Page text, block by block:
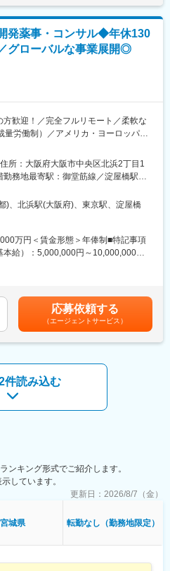
導入支援
く導入提案（問い合わせ対応中心）
証・チューニング、顧客QA
結、請求管理
、プロセスの標準化
の進捗・優先順位設計
社または外資系製薬会社がほとんどで
会員である関西医薬協会に、当社は会
界関連のセミナーにも参加すること
（東京・大阪）の近くにお住まいで
。
合に合わせて業務時間を調整できま
な時は大阪・東京等へ出張（宿泊も伴
です。（海外出張はほとんどありませ
名女性）
ます。
の経験者が多いです。
業務
発薬事・コンサル◆年休130
グローバルな事業展開◎
歓迎！／完全フルリモート／柔軟な
労働制）／アメリカ・ヨーロッパ企
略の立案・評価・助言を中心としたコ
します。承認取得に向けた最適な戦
です。
踏まえた薬事戦略の立案
FDA・EMA）を横断したグローバル
を含むリエゾン業務および規制動向
デューデリジェンス対応
結させるのではなく、社内メンバーと
ています。
りながら、国際基準での薬事戦略に携
員である関西医薬協会に、当社は会
界関連のセミナーにも参加すること
ベルの業界知識とマーケット感をアッ
ので、例えばお子様がおられる方の
所：大阪府大阪市中央区北浜2丁目1
務地最寄駅：御堂筋線／淀屋橋駅受
＜勤務地詳細2＞東京支社住所：東京都
ィックセンチュリープレイス丸の内
面禁煙変更の範囲：無
)、北浜駅(大阪府)、東京駅、淀屋橋
万円＜賃金形態＞年俸制■特記事項
給）：5,000,000円～10,000,000円
下する可能性があります。月給(月額)は
応募依頼する
（エージェントサービス）
件読み込む
ンキング形式でご紹介します。
しています。
更新日： 2026/8/7（金）
宮城県 転勤なし（勤務地限定）